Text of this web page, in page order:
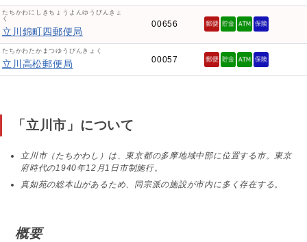
たちかわにしきちょうよんゆうびんきょ
く
立川錦町四郵便局
00656
たちかわたかまつゆうびんきょく
立川高松郵便局 00057
「立川市」について
立川市（たちかわし）は、東京都の多摩地域中部に位置する市。東京
府時代の1940年12月1日市制施行。
真如苑の総本山があるため、同宗派の施設が市内に多く存在する。
概要